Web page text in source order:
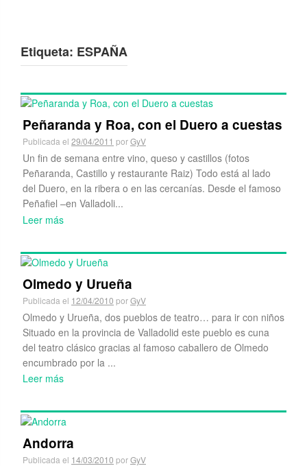
Etiqueta: ESPAÑA
Peñaranda y Roa, con el Duero a cuestas
Publicada el 29/04/2011 porGyV
Un fin de semana entre vino, queso y castillos (fotos
Peñaranda, Castillo y restaurante Raiz) Todo está al lado
del Duero, en la ribera o en las cercanías. Desde el famoso
Peñafiel –en Valladoli...
Leer más
Olmedo y Urueña
Publicada el 12/04/2010 porGyV
Olmedo y Urueña, dos pueblos de teatro… para ir con niños
Situado en la provincia de Valladolid este pueblo es cuna
del teatro clásico gracias al famoso caballero de Olmedo
encumbrado por la ...
Leer más
Andorra
Publicada el 14/03/2010 porGyV